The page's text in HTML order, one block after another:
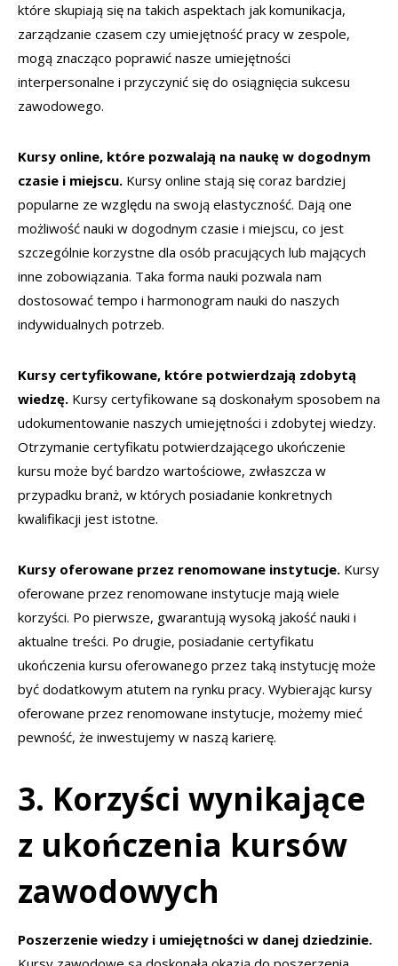
które skupiają się na takich aspektach jak komunikacja,
zarządzanie czasem czy umiejętność pracy w zespole,
mogą znacząco poprawić nasze umiejętności
interpersonalne i przyczynić się do osiągnięcia sukcesu
zawodowego.
Kursy online, które pozwalają na naukę w dogodnym
czasie i miejscu. Kursy online stają się coraz bardziej
popularne ze względu na swoją elastyczność. Dają one
możliwość nauki w dogodnym czasie i miejscu, co jest
szczególnie korzystne dla osób pracujących lub mających
inne zobowiązania. Taka forma nauki pozwala nam
dostosować tempo i harmonogram nauki do naszych
indywidualnych potrzeb.
Kursy certyfikowane, które potwierdzają zdobytą
wiedzę. Kursy certyfikowane są doskonałym sposobem na
udokumentowanie naszych umiejętności i zdobytej wiedzy.
Otrzymanie certyfikatu potwierdzającego ukończenie
kursu może być bardzo wartościowe, zwłaszcza w
przypadku branż, w których posiadanie konkretnych
kwalifikacji jest istotne.
Kursy oferowane przez renomowane instytucje. Kursy
oferowane przez renomowane instytucje mają wiele
korzyści. Po pierwsze, gwarantują wysoką jakość nauki i
aktualne treści. Po drugie, posiadanie certyfikatu
ukończenia kursu oferowanego przez taką instytucję może
być dodatkowym atutem na rynku pracy. Wybierając kursy
oferowane przez renomowane instytucje, możemy mieć
pewność, że inwestujemy w naszą karierę.
3. Korzyści wynikające
z ukończenia kursów
zawodowych
Poszerzenie wiedzy i umiejętności w danej dziedzinie.